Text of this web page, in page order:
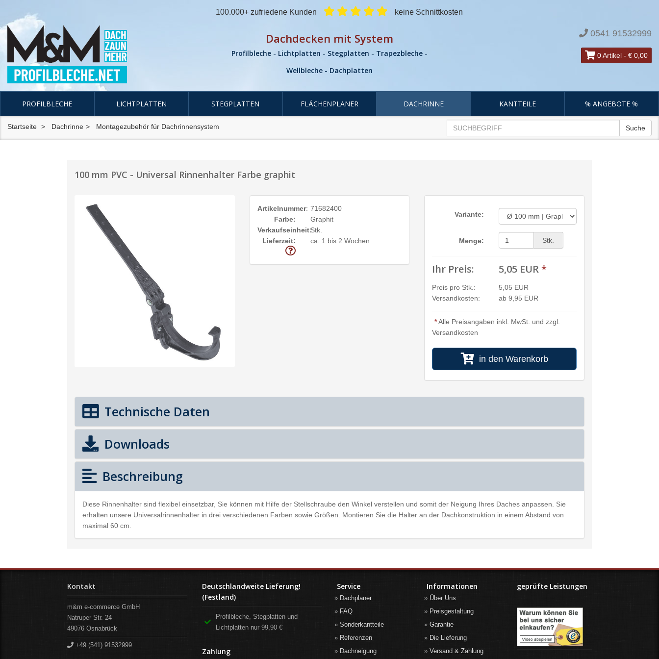
100.000+ zufriedene Kunden keine Schnittkosten
Dachdecken mit System
Profilbleche - Lichtplatten - Stegplatten - Trapezbleche -
Wellbleche - Dachplatten
0541 91532999
0 Artikel - € 0,00
PROFILBLECHE LICHTPLATTEN STEGPLATTEN FLÄCHENPLANER DACHRINNE KANTTEILE % ANGEBOTE %
Startseite Dachrinne Montagezubehör für Dachrinnensystem Suche
100 mm PVC - Universal Rinnenhalter Farbe graphit
Artikelnummer: 71682400
Farbe:
Graphit
Verkaufseinheit:Stk.
Lieferzeit:
ca. 1 bis 2 Wochen
Variante:
Menge: Stk.
Ihr Preis: 5,05 EUR *
Preis pro Stk.:
5,05 EUR
Versandkosten:
ab 9,95 EUR
*Alle Preisangaben inkl. MwSt. und zzgl.
Versandkosten
in den Warenkorb
Technische Daten
Downloads
Beschreibung
Diese Rinnenhalter sind flexibel einsetzbar, Sie können mit Hilfe der Stellschraube den Winkel verstellen und somit der Neigung Ihres Daches anpassen. Sie
erhalten unsere Universalrinnenhalter in drei verschiedenen Farben sowie Größen. Montieren Sie die Halter an der Dachkonstruktion in einem Abstand von
maximal 60 cm.
Kontakt
m&m e-commerce GmbH
Natruper Str. 24
49076 Osnabrück
+49 (541) 91532999
Deutschlandweite Lieferung!
(Festland)
Profilbleche, Stegplatten und
Lichtplatten nur 99,90 €
Zahlung
Service
Dachplaner
FAQ
Sonderkantteile
Referenzen
Dachneigung
Informationen
Über Uns
Preisgestaltung
Garantie
Die Lieferung
Versand & Zahlung
geprüfte Leistungen